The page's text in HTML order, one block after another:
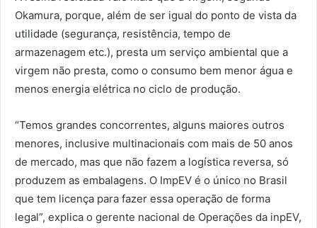
Okamura, porque, além de ser igual do ponto de vista da
utilidade (segurança, resistência, tempo de
armazenagem etc.), presta um serviço ambiental que a
virgem não presta, como o consumo bem menor água e
menos energia elétrica no ciclo de produção.
“Temos grandes concorrentes, alguns maiores outros
menores, inclusive multinacionais com mais de 50 anos
de mercado, mas que não fazem a logística reversa, só
produzem as embalagens. O ImpEV é o único no Brasil
que tem licença para fazer essa operação de forma
legal”, explica o gerente nacional de Operações da inpEV,